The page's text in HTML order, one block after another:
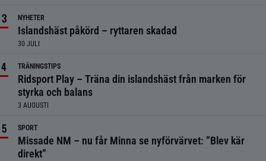
NYHETER
Islandshäst påkörd – ryttaren skadad
30 JULI
TRÄNINGSTIPS
Ridsport Play – Träna din islandshäst från marken för
styrka och balans
3 AUGUSTI
SPORT
Missade NM – nu får Minna se nyförvärvet: ”Blev kär
direkt”